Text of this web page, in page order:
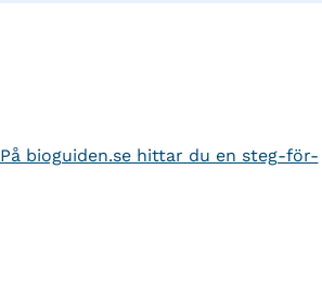
På bioguiden.se hittar du en steg-för-